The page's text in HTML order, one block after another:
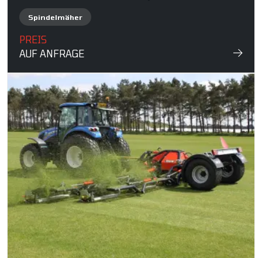
Spindelmäher
PREIS
AUF ANFRAGE